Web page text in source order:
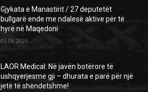
Gjykata e Manastirit / 27 deputetët
bullgarë ende me ndalesë aktive për të
hyrë në Maqedoni
05.08.2026
LAOR Medical: Në javën botërore të
ushqyerjesme gji – dhurata e parë për një
jetë të shëndetshme!